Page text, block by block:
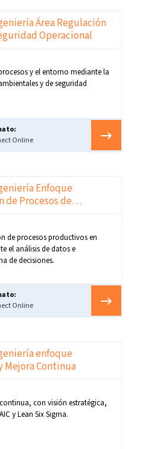
Área Regulación
Operacional
y el entorno mediante la
y de seguridad
Online
Enfoque
de Procesos de
de procesos productivos en
el análisis de datos e
de decisiones.
Online
enfoque
Continua
con visión estratégica,
y Lean Six Sigma.